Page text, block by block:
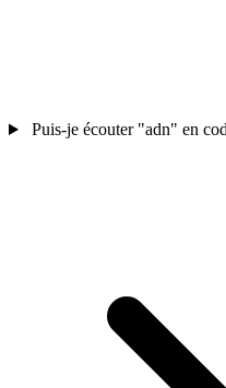
Puis-je écouter "adn" en